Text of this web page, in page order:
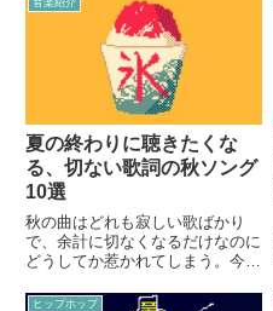
夏の終わりに聴きたくな
る、切ない歌詞の秋ソング
10選
秋の曲はどれも寂しい歌ばかり
で、余計に切なくなるだけなのに
どうしてか惹かれてしまう。今の
介。
ヒップホップ